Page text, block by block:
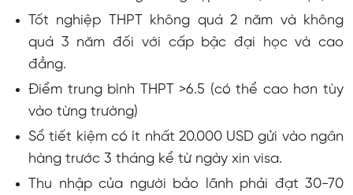
Tốt nghiệp THPT không quá 2 năm và không
quá 3 năm đối với cấp bậc đại học và cao
đẳng.
Điểm trung bình THPT >6.5 (có thể cao hơn tùy
vào từng trường)
Sổ tiết kiệm có ít nhất 20.000 USD gửi vào ngân
hàng trước 3 tháng kể từ ngày xin visa.
Thu nhập của người bảo lãnh phải đạt 30-70